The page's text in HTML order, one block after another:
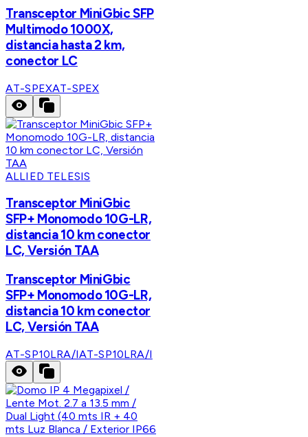
Transceptor MiniGbic SFP
Multimodo 1000X,
distancia hasta 2 km,
conector LC
AT-SPEXAT-SPEX
ALLIED TELESIS
Transceptor MiniGbic
SFP+ Monomodo 10G-LR,
distancia 10 km conector
LC, Versión TAA
Transceptor MiniGbic
SFP+ Monomodo 10G-LR,
distancia 10 km conector
LC, Versión TAA
AT-SP10LRA/IAT-SP10LRA/I